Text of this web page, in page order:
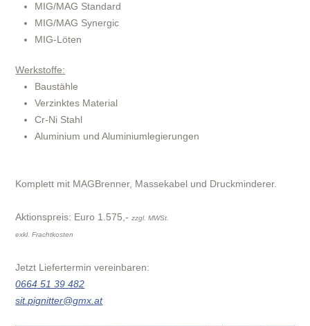
MIG/MAG Standard
MIG/MAG Synergic
MIG-Löten
Werkstoffe:
Baustähle
Verzinktes Material
Cr-Ni Stahl
Aluminium und Aluminiumlegierungen
Komplett mit MAGBrenner, Massekabel und Druckminderer.
Aktionspreis: Euro 1.575,-zzgl. MWSt.
exkl. Frachtkosten
Jetzt Liefertermin vereinbaren:
0664 51 39 482
sit.pignitter@gmx.at